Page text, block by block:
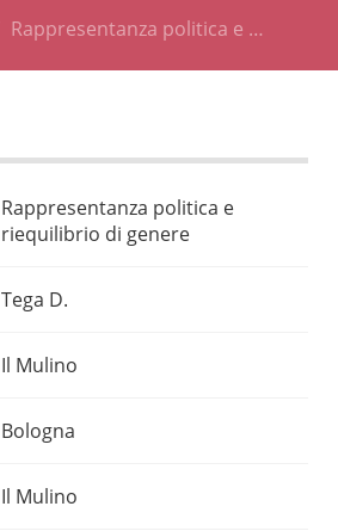
Rappresentanza politica e …
Rappresentanza politica e
riequilibrio di genere
Tega D.
Il Mulino
Bologna
Il Mulino